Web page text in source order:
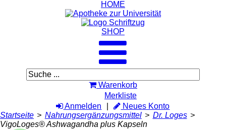
HOME
SHOP
Warenkorb
Merkliste
Anmelden
Neues Konto
Startseite > Nahrungsergänzungsmittel > Dr. Loges >
VigoLoges® Ashwagandha plus Kapseln